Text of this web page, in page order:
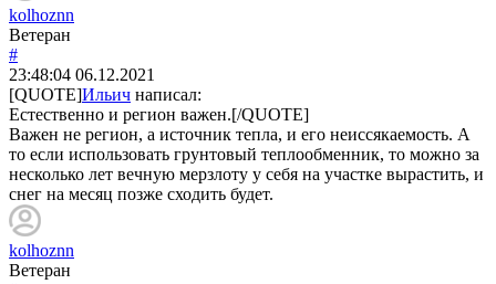
kolhoznn
Ветеран
#
23:48:04 06.12.2021
[QUOTE]Ильич написал:
Естественно и регион важен.[/QUOTE]
Важен не регион, а источник тепла, и его неиссякаемость. А
то если использовать грунтовый теплообменник, то можно за
несколько лет вечную мерзлоту у себя на участке вырастить, и
снег на месяц позже сходить будет.
kolhoznn
Ветеран